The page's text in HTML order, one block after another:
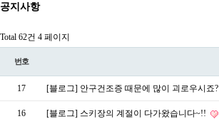
공지사항
Total 62건 4 페이지
번호
17 [블로그] 안구건조증 때문에 많이 괴로우시죠?
16 [블로그] 스키장의 계절이 다가왔습니다~!!